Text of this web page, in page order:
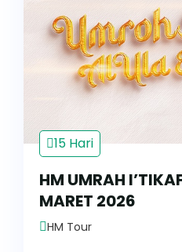
15 Hari
HM UMRAH
MARET 2026
HM Tour